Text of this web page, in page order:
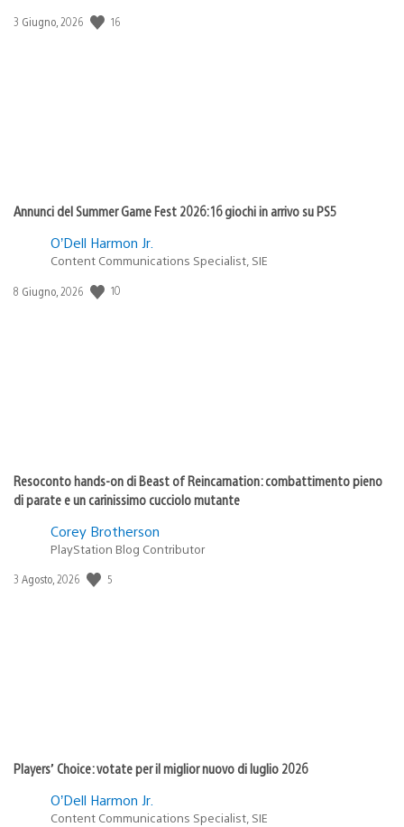
Data
3 Giugno, 2026 16
Annunci del Summer Game Fest 2026: 16 giochi in arrivo su PS5
O’Dell Harmon Jr.
Content Communications Specialist, SIE
Data
8 Giugno, 2026 10
Resoconto hands-on di Beast of Reincarnation: combattimento pieno
di parate e un carinissimo cucciolo mutante
Corey Brotherson
PlayStation Blog Contributor
Data
3 Agosto, 2026 5
Players’ Choice: votate per il miglior nuovo di luglio 2026
O’Dell Harmon Jr.
Content Communications Specialist, SIE